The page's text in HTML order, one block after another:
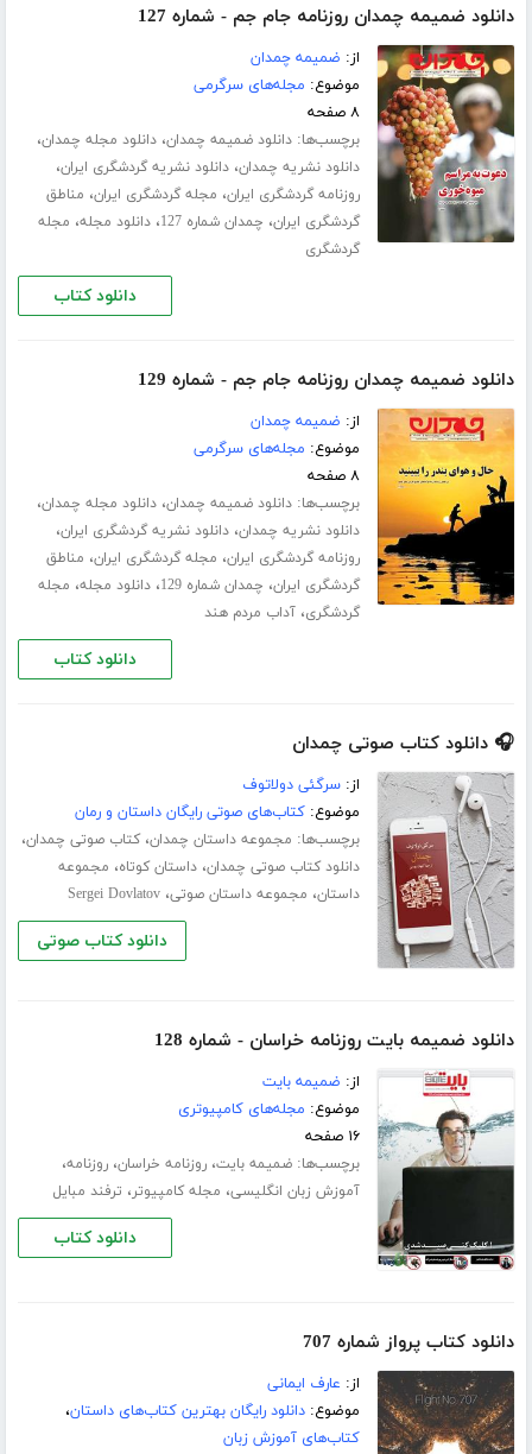
دانلود ضمیمه چمدان روزنامه جام جم - شماره 127
از: ضمیمه چمدان
موضوع: مجله‌های سرگرمی
۸ صفحه
برچسب‌ها:دانلود ضمیمه چمدان،دانلود مجله چمدان،
دانلود نشریه چمدان،دانلود نشریه گردشگری ایران،
روزنامه گردشگری ایران، مجله گردشگری ایران، مناطق
گردشگری ایران، چمدان شماره 127 ،دانلود مجله، مجله
گردشگری
دانلود کتاب
دانلود ضمیمه چمدان روزنامه جام جم - شماره 129
از: ضمیمه چمدان
موضوع: مجله‌های سرگرمی
۸ صفحه
برچسب‌ها:دانلود ضمیمه چمدان،دانلود مجله چمدان،
دانلود نشریه چمدان،دانلود نشریه گردشگری ایران،
روزنامه گردشگری ایران، مجله گردشگری ایران، مناطق
گردشگری ایران، چمدان شماره 129 ،دانلود مجله، مجله
گردشگری،آداب مردم هند
دانلود کتاب
🎧 دانلود کتاب صوتی چمدان
از:سرگئی دولاتوف
موضوع:کتاب‌های صوتی رایگان داستان و رمان
برچسب‌ها: مجموعه داستان چمدان،کتاب صوتی چمدان،
دانلود کتاب صوتی چمدان،داستان کوتاه، مجموعه
داستان، مجموعه داستان صوتی،Sergei Dovlatov
دانلود کتاب صوتی
دانلود ضمیمه بایت روزنامه خراسان - شماره 128
از: ضمیمه بایت
موضوع: مجله‌های کامپیوتری
۱۶ صفحه
برچسب‌ها:ضمیمه بایت،روزنامه خراسان،روزنامه،
آموزش زبان انگلیسی، مجله کامپیوتر، ترفند مبایل
دانلود کتاب
دانلود کتاب پرواز شماره 707
از: عارف ایمانی
موضوع:دانلود رایگان بهترین کتاب‌های داستان،
کتاب‌های آموزش زبان